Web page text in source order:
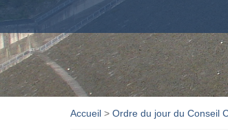
Accueil > Ordre du jour du Conseil